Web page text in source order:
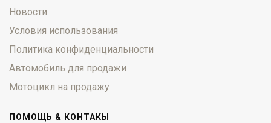
Новости
Условия использования
Политика конфиденциальности
Автомобиль для продажи
Мотоцикл на продажу
ПОМОЩЬ & КОНТАКЫ